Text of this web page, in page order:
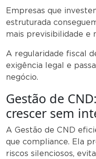
Empresas que
estruturada
mais previsibilidade e
A regularidade fiscal
exigência legal e
negócio.
Gestão de
crescer sem
A Gestão de CND
que compliance. Ela
riscos silenciosos,